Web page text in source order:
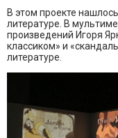
В этом проекте
литературе. В
произведений Игоря
классиком» и
литературе.